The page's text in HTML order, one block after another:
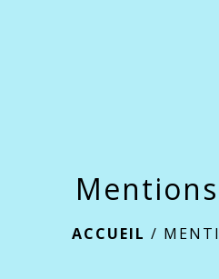
ACCUEIL /